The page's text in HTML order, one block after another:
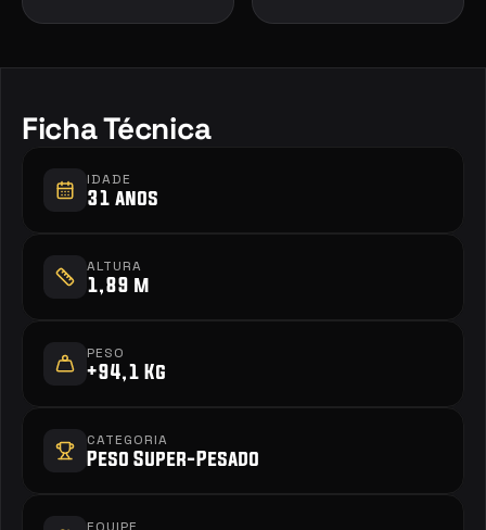
Ficha Técnica
IDADE
31 anos
ALTURA
1,89 m
PESO
+94,1 Kg
CATEGORIA
Peso Super-Pesado